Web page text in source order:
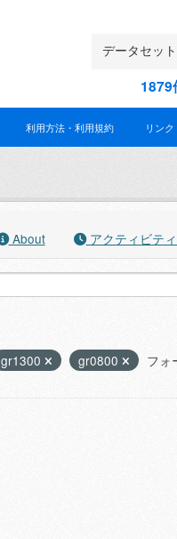
利用方法・利用規約 リンク
About アクティビテ
gr1300 gr0800 フォ